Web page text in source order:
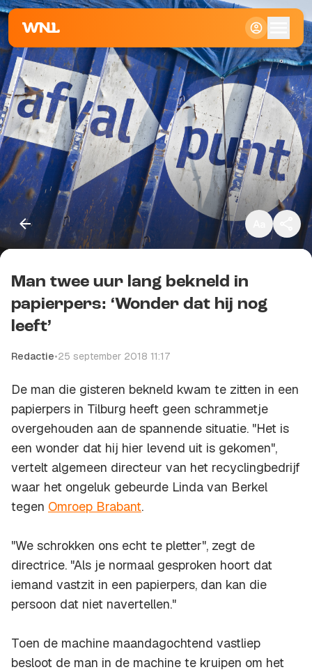
Klein
Standaard
Groot
Kopieer link
Man twee uur lang bekneld in
papierpers: ‘Wonder dat hij nog
leeft’
Redactie•25 september 2018 11:17
De man die gisteren bekneld kwam te zitten in een
papierpers in Tilburg heeft geen schrammetje
overgehouden aan de spannende situatie. "Het is
een wonder dat hij hier levend uit is gekomen",
vertelt algemeen directeur van het recyclingbedrijf
waar het ongeluk gebeurde Linda van Berkel
tegen Omroep Brabant.
"We schrokken ons echt te pletter", zegt de
directrice. "Als je normaal gesproken hoort dat
iemand vastzit in een papierpers, dan kan die
persoon dat niet navertellen."
Toen de machine maandagochtend vastliep
besloot de man in de machine te kruipen om het